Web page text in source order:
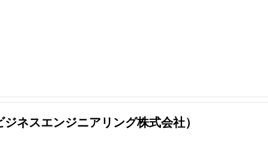
ネスエンジニアリング株式会社）